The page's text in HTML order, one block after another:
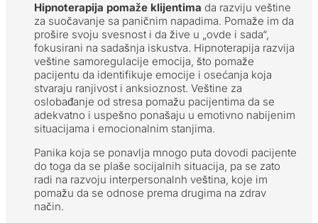
Hipnoterapija pomaže klijentima da razviju veštine
za suočavanje sa paničnim napadima. Pomaže im da
prošire svoju svesnost i da žive u „ovde i sada“,
fokusirani na sadašnja iskustva. Hipnoterapija razvija
veštine samoregulacije emocija, što pomaže
pacijentu da identifikuje emocije i osećanja koja
stvaraju ranjivost i anksioznost. Veštine za
oslobađanje od stresa pomažu pacijentima da se
adekvatno i uspešno ponašaju u emotivno nabijenim
situacijama i emocionalnim stanjima.
Panika koja se ponavlja mnogo puta dovodi pacijente
do toga da se plaše socijalnih situacija, pa se zato
radi na razvoju interpersonalnh veština, koje im
pomažu da se odnose prema drugima na zdrav
način.